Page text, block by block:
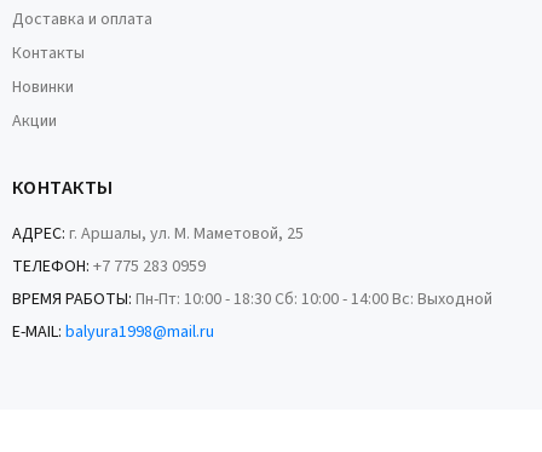
Доставка и оплата
Контакты
Новинки
Акции
КОНТАКТЫ
АДРЕС: г. Аршалы, ул. М. Маметовой, 25
ТЕЛЕФОН: +7 775 283 0959
ВРЕМЯ РАБОТЫ: Пн-Пт: 10:00 - 18:30 Сб: 10:00 - 14:00 Вс: Выходной
E-MAIL: balyura1998@mail.ru